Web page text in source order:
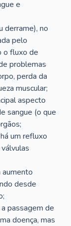
e
derrame), no
pelo
o fluxo de
problemas
perda da
muscular;
aspecto
sangue (o que
um refluxo
aumento
desde
passagem de
doença, mas